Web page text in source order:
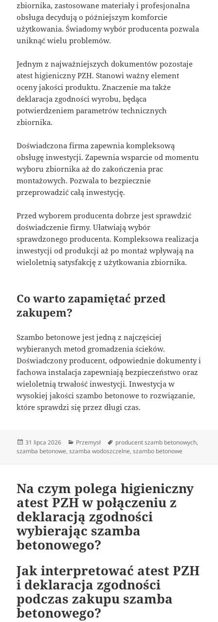
zbiornika, zastosowane materiały i profesjonalna
obsługa decydują o późniejszym komforcie
użytkowania. Świadomy wybór producenta pozwala
uniknąć wielu problemów.
Jednym z najważniejszych dokumentów pozostaje
atest higieniczny PZH. Stanowi ważny element
oceny jakości produktu. Znaczenie ma także
deklaracja zgodności wyrobu, będąca
potwierdzeniem parametrów technicznych
zbiornika.
Doświadczona firma zapewnia kompleksową
obsługę inwestycji. Zapewnia wsparcie od momentu
wyboru zbiornika aż do zakończenia prac
montażowych. Pozwala to bezpiecznie
przeprowadzić całą inwestycję.
Przed wyborem producenta dobrze jest sprawdzić
doświadczenie firmy. Ułatwiają wybór
sprawdzonego producenta. Kompleksowa realizacja
inwestycji od produkcji aż po montaż wpływają na
wieloletnią satysfakcję z użytkowania zbiornika.
Co warto zapamiętać przed
zakupem?
Szambo betonowe jest jedną z najczęściej
wybieranych metod gromadzenia ścieków.
Doświadczony producent, odpowiednie dokumenty i
fachowa instalacja zapewniają bezpieczeństwo oraz
wieloletnią trwałość inwestycji. Inwestycja w
wysokiej jakości szambo betonowe to rozwiązanie,
które sprawdzi się przez długi czas.
Data
publikacji
31 lipca 2026 Kategorie
Przemysł Tagi
producent szamb betonowych,
szamba betonowe,szamba wodoszczelne,szambo betonowe
Na czym polega higieniczny
atest PZH w połączeniu z
deklaracją zgodności
wybierając szamba
betonowego?
Jak interpretować atest PZH
i deklaracja zgodności
podczas zakupu szamba
betonowego?